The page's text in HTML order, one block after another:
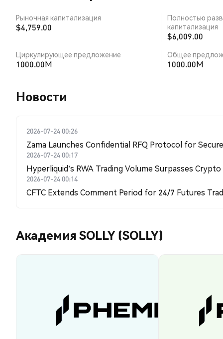
Рыночная капитализация
$4,759.00
Полностью
капитализация
$6,009.00
Циркулирующее предложение
1000.00M
Общее
1000.00M
Новости
2026-07-24 00:26
Zama Launches Confidential RFQ Protocol for
2026-07-24 00:17
Hyperliquid's RWA Trading Volume Surpasses
2026-07-24 00:14
CFTC Extends Comment Period for 24/7 Futures
Академия SOLLY (SOLLY)